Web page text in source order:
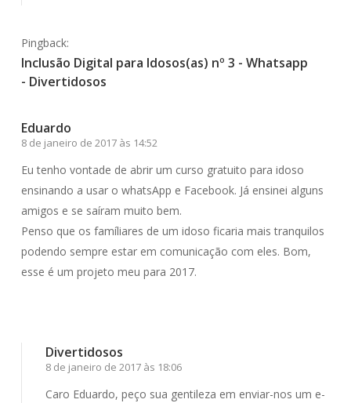
Pingback:
Inclusão Digital para Idosos(as) nº 3 - Whatsapp
- Divertidosos
Eduardo
8 de janeiro de 2017 às 14:52
Eu tenho vontade de abrir um curso gratuito para idoso
ensinando a usar o whatsApp e Facebook. Já ensinei alguns
amigos e se saíram muito bem.
Penso que os famíliares de um idoso ficaria mais tranquilos
podendo sempre estar em comunicação com eles. Bom,
esse é um projeto meu para 2017.
Divertidosos
8 de janeiro de 2017 às 18:06
Caro Eduardo, peço sua gentileza em enviar-nos um e-